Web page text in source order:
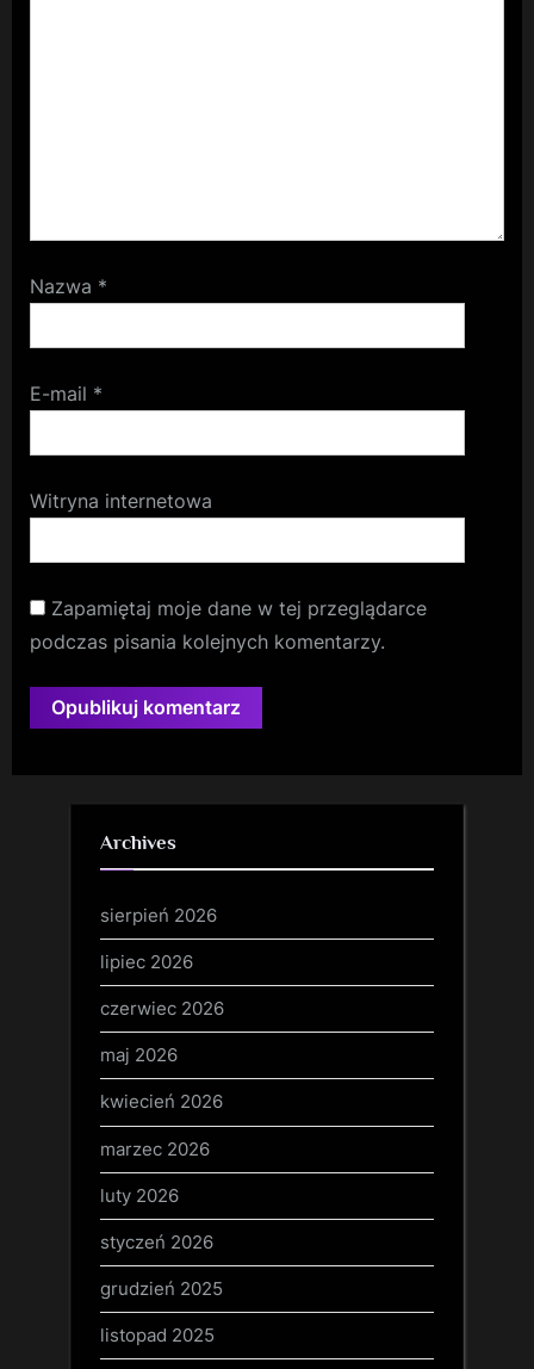
Nazwa *
E-mail *
Witryna internetowa
Zapamiętaj moje dane w tej przeglądarce
podczas pisania kolejnych komentarzy.
Archives
sierpień 2026
lipiec 2026
czerwiec 2026
maj 2026
kwiecień 2026
marzec 2026
luty 2026
styczeń 2026
grudzień 2025
listopad 2025